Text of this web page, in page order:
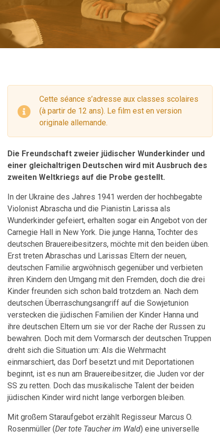
Cette séance s’adresse aux classes scolaires
(à partir de 12 ans). Le film est en version
originale allemande.
Die Freundschaft zweier jüdischer Wunderkinder und
einer gleichaltrigen Deutschen wird mit Ausbruch des
zweiten Weltkriegs auf die Probe gestellt.
In der Ukraine des Jahres 1941 werden der hochbegabte
Violonist Abrascha und die Pianistin Larissa als
Wunderkinder gefeiert, erhalten sogar ein Angebot von der
Carnegie Hall in New York. Die junge Hanna, Tochter des
deutschen Brauereibesitzers, möchte mit den beiden üben.
Erst treten Abraschas und Larissas Eltern der neuen,
deutschen Familie argwöhnisch gegenüber und verbieten
ihren Kindern den Umgang mit den Fremden, doch die drei
Kinder freunden sich schon bald trotzdem an. Nach dem
deutschen Überraschungsangriff auf die Sowjetunion
verstecken die jüdischen Familien der Kinder Hanna und
ihre deutschen Eltern um sie vor der Rache der Russen zu
bewahren. Doch mit dem Vormarsch der deutschen Truppen
dreht sich die Situation um: Als die Wehrmacht
einmarschiert, das Dorf besetzt und mit Deportationen
beginnt, ist es nun am Brauereibesitzer, die Juden vor der
SS zu retten. Doch das musikalische Talent der beiden
jüdischen Kinder wird nicht lange verborgen bleiben.
Mit großem Staraufgebot erzählt Regisseur Marcus O.
Rosenmüller (Der tote Taucher im Wald) eine universelle